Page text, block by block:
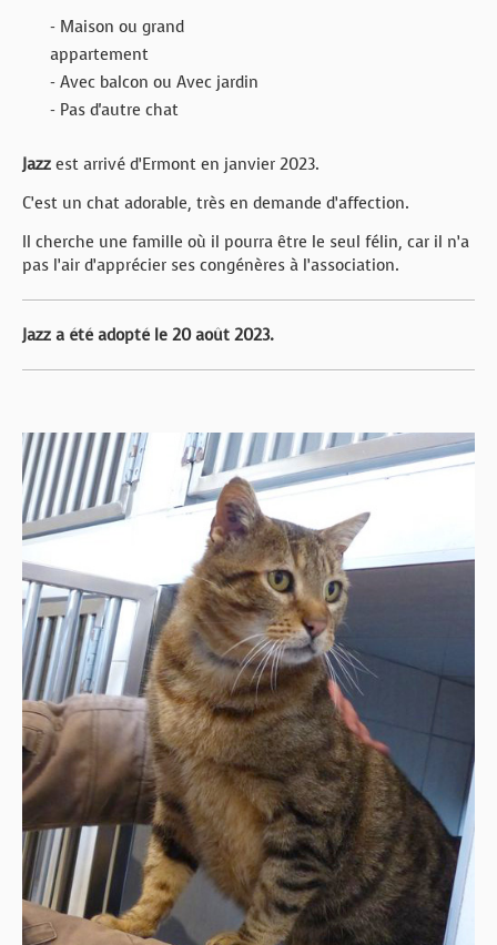
- Maison ou grand
appartement
- Avec balcon ou Avec jardin
- Pas d'autre chat
Jazz est arrivé d’Ermont en janvier 2023.
C’est un chat adorable, très en demande d’affection.
Il cherche une famille où il pourra être le seul félin, car il n’a
pas l’air d’apprécier ses congénères à l’association.
Jazz a été adopté le 20 août 2023.